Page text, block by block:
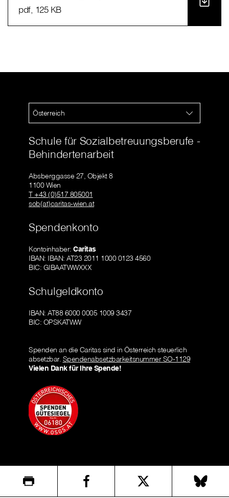
pdf, 125 KB
Österreich
Schule für Sozialbetreuungsberufe -
Behindertenarbeit
Absberggasse 27, Objekt 8
1100 Wien
T +43 (0)517 805001
sob(at)caritas-wien.at
Spendenkonto
Kontoinhaber: Caritas
IBAN: IBAN: AT23 2011 1000 0123 4560
BIC: GIBAATWWXXX
Schulgeldkonto
IBAN: AT88 6000 0005 1009 3437
BIC: OPSKATWW
Spenden an die Caritas sind in Österreich steuerlich
absetzbar. Spendenabsetzbarkeitsnummer SO-1129
Vielen Dank für Ihre Spende!